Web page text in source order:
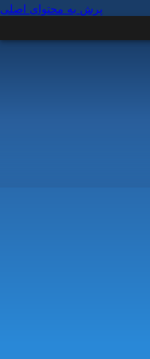
پرش به محتوای اصلی